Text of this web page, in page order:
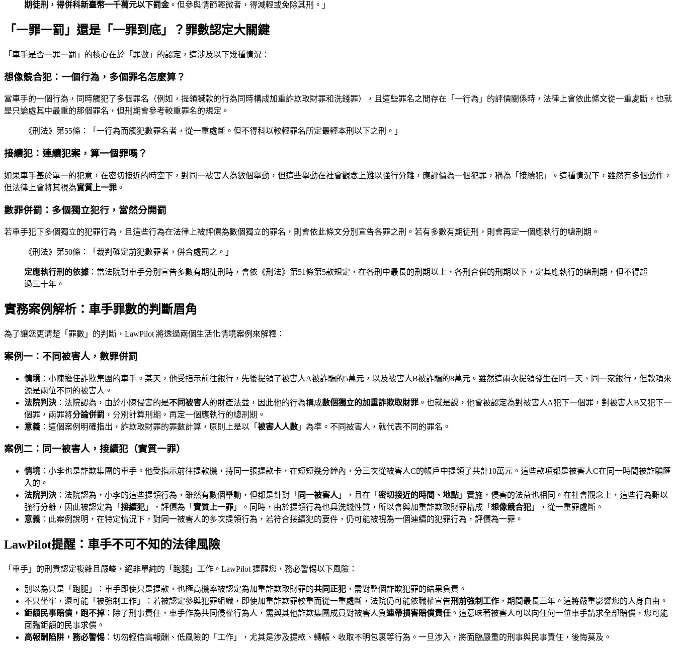
期徒刑，得併科新臺幣一千萬元以下罰金。但參與情節輕微者，得減輕或免除其刑。」
「一罪一罰」還是「一罪到底」？罪數認定大關鍵
「車手是否一罪一罰」的核心在於「罪數」的認定，這涉及以下幾種情況：
想像競合犯：一個行為，多個罪名怎麼算？
當車手的一個行為，同時觸犯了多個罪名（例如，提領贓款的行為同時構成加重詐欺取財罪和洗錢罪），且這些罪名之間存在「一行為」的評價關係時，法律上會依此條文從一重處斷，也就
是只論處其中最重的那個罪名，但刑期會參考較重罪名的規定。
《刑法》第55條：「一行為而觸犯數罪名者，從一重處斷。但不得科以較輕罪名所定最輕本刑以下之刑。」
接續犯：連續犯案，算一個罪嗎？
如果車手基於單一的犯意，在密切接近的時空下，對同一被害人為數個舉動，但這些舉動在社會觀念上難以強行分離，應評價為一個犯罪，稱為「接續犯」。這種情況下，雖然有多個動作，
但法律上會將其視為實質上一罪 。
數罪併罰：多個獨立犯行，當然分開罰
若車手犯下多個獨立的犯罪行為，且這些行為在法律上被評價為數個獨立的罪名，則會依此條文分別宣告各罪之刑。若有多數有期徒刑，則會再定一個應執行的總刑期。
《刑法》第50條：「裁判確定前犯數罪者，併合處罰之。」
定應執行刑的依據 ：當法院對車手分別宣告多數有期徒刑時，會依《刑法》第51條第5款規定，在各刑中最長的刑期以上，各刑合併的刑期以下，定其應執行的總刑期，但不得超
過三十年。
實務案例解析：車手罪數的判斷眉角
為了讓您更清楚「罪數」的判斷，LawPilot 將透過兩個生活化情境案例來解釋：
案例一：不同被害人，數罪併罰
情境 ：小陳擔任詐欺集團的車手。某天，他受指示前往銀行，先後提領了被害人A被詐騙的5萬元，以及被害人B被詐騙的8萬元。雖然這兩次提領發生在同一天、同一家銀行，但款項來
源是兩位不同的被害人。
法院判決 ：法院認為，由於小陳侵害的是不同被害人的財產法益，因此他的行為構成數個獨立的加重詐欺取財罪 。也就是說，他會被認定為對被害人A犯下一個罪，對被害人B又犯下一
個罪，兩罪將分論併罰 ，分別計算刑期，再定一個應執行的總刑期。
意義 ：這個案例明確指出，詐欺取財罪的罪數計算，原則上是以「 被害人人數 」為準。不同被害人，就代表不同的罪名。
案例二：同一被害人，接續犯（實質一罪）
情境 ：小李也是詐欺集團的車手。他受指示前往提款機，持同一張提款卡，在短短幾分鐘內，分三次從被害人C的帳戶中提領了共計10萬元。這些款項都是被害人C在同一時間被詐騙匯
入的。
法院判決 ：法院認為，小李的這些提領行為，雖然有數個舉動，但都是針對「 同一被害人 」，且在「 密切接近的時間、地點 」實施，侵害的法益也相同。在社會觀念上，這些行為難以
強行分離，因此被認定為「 接續犯 」，評價為「 實質上一罪 」。同時，由於提領行為也具洗錢性質，所以會與加重詐欺取財罪構成「 想像競合犯 」，從一重罪處斷。
意義 ：此案例說明，在特定情況下，對同一被害人的多次提領行為，若符合接續犯的要件，仍可能被視為一個連續的犯罪行為，評價為一罪。
LawPilot提醒：車手不可不知的法律風險
「車手」的刑責認定複雜且嚴峻，絕非單純的「跑腿」工作。LawPilot 提醒您，務必警惕以下風險：
別以為只是「跑腿」：車手即使只是提款，也極高機率被認定為加重詐欺取財罪的共同正犯 ，需對整個詐欺犯罪的結果負責。
不只坐牢，還可能「被強制工作」：若被認定參與犯罪組織，即使加重詐欺罪較重而從一重處斷，法院仍可能依職權宣告刑前強制工作 ，期間最長三年。這將嚴重影響您的人身自由。
鉅額民事賠償，跑不掉 ：除了刑事責任，車手作為共同侵權行為人，需與其他詐欺集團成員對被害人負連帶損害賠償責任 。這意味著被害人可以向任何一位車手請求全部賠償，您可能
面臨鉅額的民事求償。
高報酬陷阱，務必警惕 ：切勿輕信高報酬、低風險的「工作」，尤其是涉及提款、轉帳、收取不明包裹等行為。一旦涉入，將面臨嚴重的刑事與民事責任，後悔莫及。